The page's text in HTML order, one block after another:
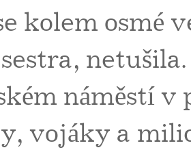
kolem osmé
náměstí v
vojáky a